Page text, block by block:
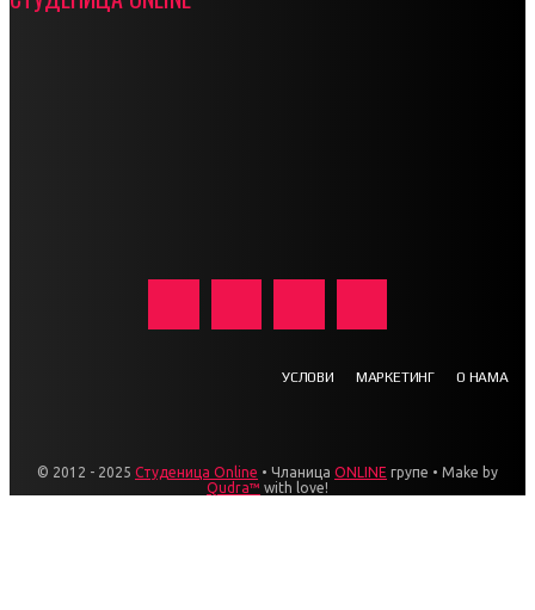
УСЛОВИ МАРКЕТИНГ О НАМА
© 2012 - 2025 Студеница Online • Чланица ONLINE групе • Make by
Qudra™ with love!